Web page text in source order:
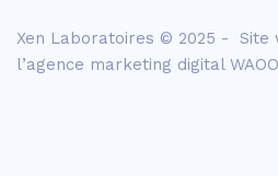
Xen Laboratoires © 2025 - Site
l’agence marketing digital WAOO